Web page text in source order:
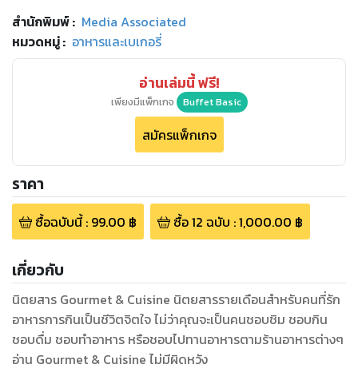
สำนักพิมพ์: Media Associated
หมวดหมู่: อาหารและเบเกอรี่
อ่านเล่มนี้ ฟรี!
เพียงมีแพ็กเกจ Buffet Basic
สมัครแพ็กเกจ
ราคา
ซื้อฉบับนี้: 99.00 ฿ ซื้อ12 ฉบับ :1,000.00 ฿
เกี่ยวกับ
นิตยสาร Gourmet & Cuisine นิตยสารรายเดือนสำหรับคนที่รัก
อาหารการกินเป็นชีวิตจิตใจ ไม่ว่าคุณจะเป็นคนชอบชิม ชอบกิน
ชอบดื่ม ชอบทำอาหาร หรือชอบไปทานอาหารตามร้านอาหารต่างๆ
อ่าน Gourmet & Cuisine ไม่มีผิดหวัง